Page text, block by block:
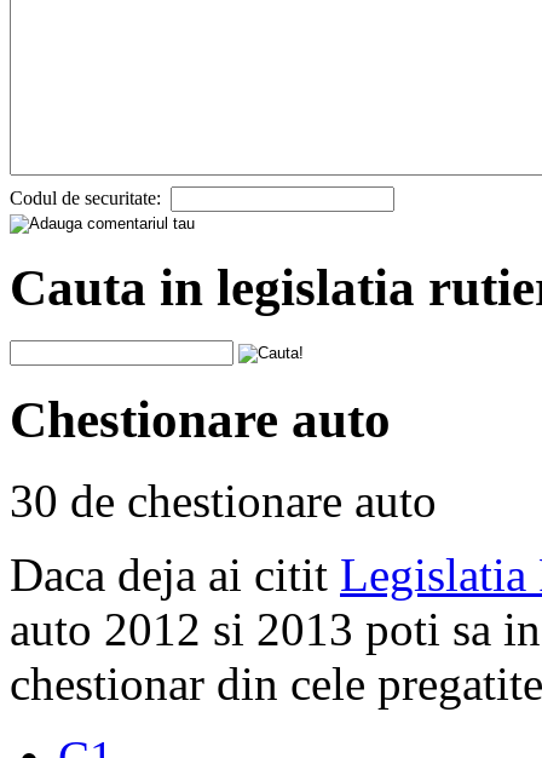
Codul de securitate:
Cauta in legislatia
Chestionare auto
30 de chestionare auto
Daca deja ai citit Legislatia
auto 2012 si 2013 poti sa
chestionar din cele